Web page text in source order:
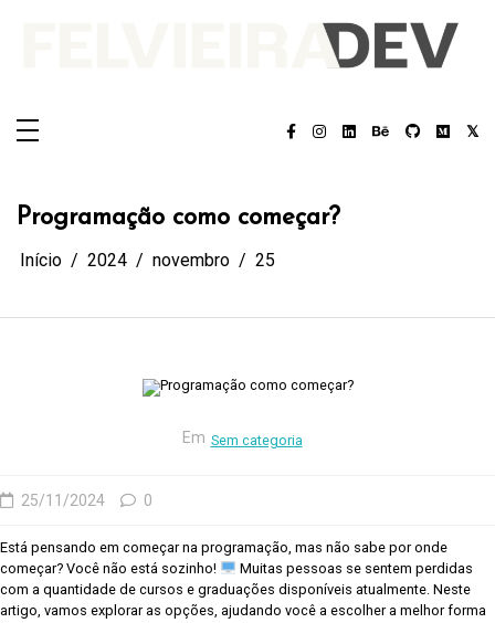
Felvieira.dev
Programação como começar?
Início 2024 novembro 25
Em Sem categoria
25/11/2024 0
Está pensando em começar na programação, mas não sabe por onde
começar? Você não está sozinho!
Muitas pessoas se sentem perdidas
com a quantidade de cursos e graduações disponíveis atualmente. Neste
artigo, vamos explorar as opções, ajudando você a escolher a melhor forma